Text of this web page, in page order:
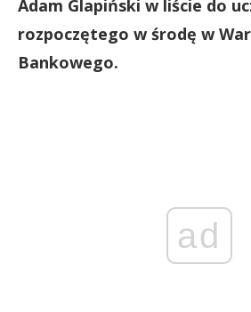
Adam Glapiński w liście do
rozpoczętego w środę w
Bankowego.
ad